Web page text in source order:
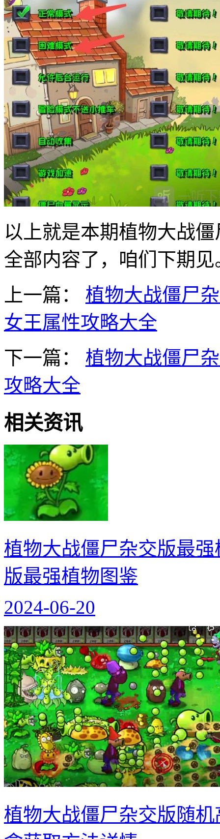
以上就是本期植物大战
全部内容了，咱们下期见
上一篇：
植物大战僵尸
女王属性攻略大全
下一篇：
植物大战僵尸
攻略大全
相关资讯
植物大战僵尸杂交版最
版最强植物图鉴
2024-06-20
植物大战僵尸杂交版随